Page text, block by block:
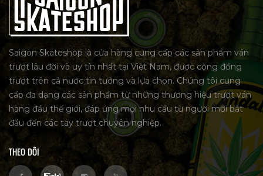
Saigon Skateshop là cửa hàng cung cấp các sản phẩm ván
trượt lâu đời và uy tín nhất tại Việt Nam, được cộng đồng
trượt trên cả nước tin tưởng và lựa chọn. Chúng tôi cung
cấp đa dạng các sản phẩm từ những thương hiệu trượt ván
hàng đầu thế giới, đáp ứng mọi nhu cầu từ người mới bắt
đầu đến các tay trượt chuyên nghiệp.
THEO DÕI